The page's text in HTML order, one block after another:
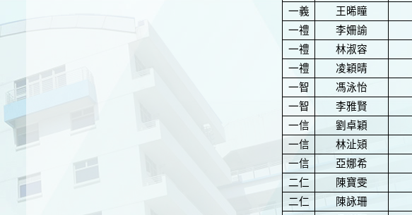
一義
王晞瞳
一禮
李姍諭
一禮
林淑容
一禮
凌穎晴
一智
馮泳怡
一智
李雅賢
一信
劉卓穎
一信
林沚熲
一信
亞娜希
二仁
陳寶雯
二仁
陳詠珊